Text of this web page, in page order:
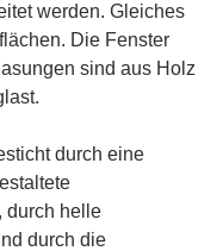
werden. Gleiches
Die Fenster
sind aus Holz
durch eine
durch helle
durch die